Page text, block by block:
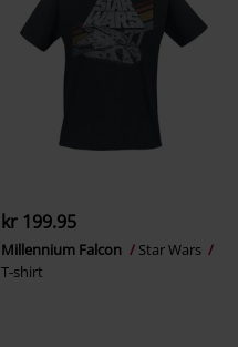
kr 199.95
Millennium Falcon
Star Wars
T-shirt